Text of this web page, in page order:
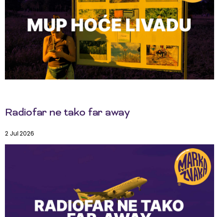
Radiofar ne tako far away
2 Jul 2026